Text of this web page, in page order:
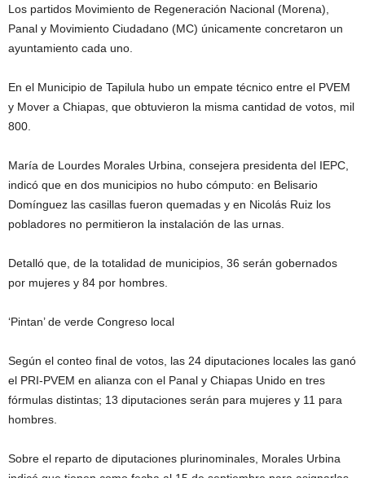
Los partidos Movimiento de Regeneración Nacional (Morena),
Panal y Movimiento Ciudadano (MC) únicamente concretaron un
ayuntamiento cada uno.
En el Municipio de Tapilula hubo un empate técnico entre el PVEM
y Mover a Chiapas, que obtuvieron la misma cantidad de votos, mil
800.
María de Lourdes Morales Urbina, consejera presidenta del IEPC,
indicó que en dos municipios no hubo cómputo: en Belisario
Domínguez las casillas fueron quemadas y en Nicolás Ruiz los
pobladores no permitieron la instalación de las urnas.
Detalló que, de la totalidad de municipios, 36 serán gobernados
por mujeres y 84 por hombres.
‘Pintan’ de verde Congreso local
Según el conteo final de votos, las 24 diputaciones locales las ganó
el PRI-PVEM en alianza con el Panal y Chiapas Unido en tres
fórmulas distintas; 13 diputaciones serán para mujeres y 11 para
hombres.
Sobre el reparto de diputaciones plurinominales, Morales Urbina